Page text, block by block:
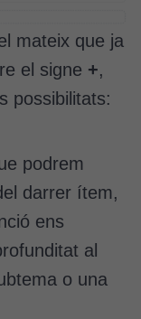
mateix que ja
el signe +,
possibilitats:
podrem
darrer ítem,
ens
al
o una